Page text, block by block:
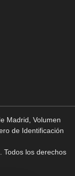
Madrid, Volumen
de Identificación
Todos los derechos